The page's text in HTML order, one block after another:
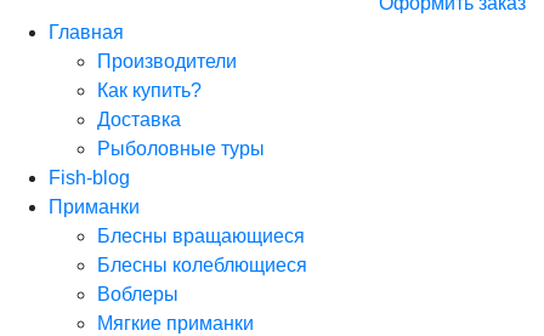
Главная
Производители
Как купить?
Доставка
Рыболовные туры
Fish-blog
Приманки
Блесны вращающиеся
Блесны колеблющиеся
Воблеры
Мягкие приманки